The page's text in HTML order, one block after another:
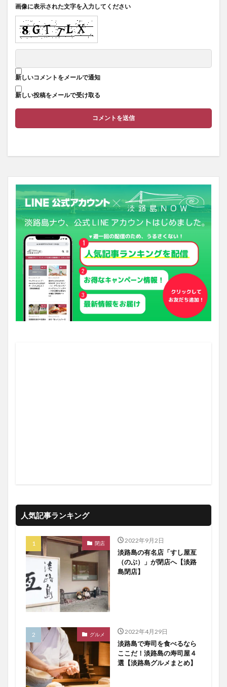
画像に表示された文字を入力してください
新しいコメントをメールで通知
新しい投稿をメールで受け取る
人気記事ランキング
閉店 2022年9月2日
淡路島の有名店「すし屋亙
（のぶ）」が閉店へ【淡路
島閉店】
グルメ 2022年4月29日
淡路島で寿司を食べるなら
ここだ！淡路島の寿司屋４
選【淡路島グルメまとめ】